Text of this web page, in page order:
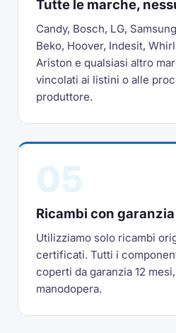
Tutte le marche,
Candy, Bosch, LG,
Beko, Hoover, Indesit,
Ariston e qualsiasi altro
vincolati ai listini o alle
produttore.
Ricambi con garanzia
Utilizziamo solo ricambi
certificati. Tutti i
coperti da garanzia 12
manodopera.